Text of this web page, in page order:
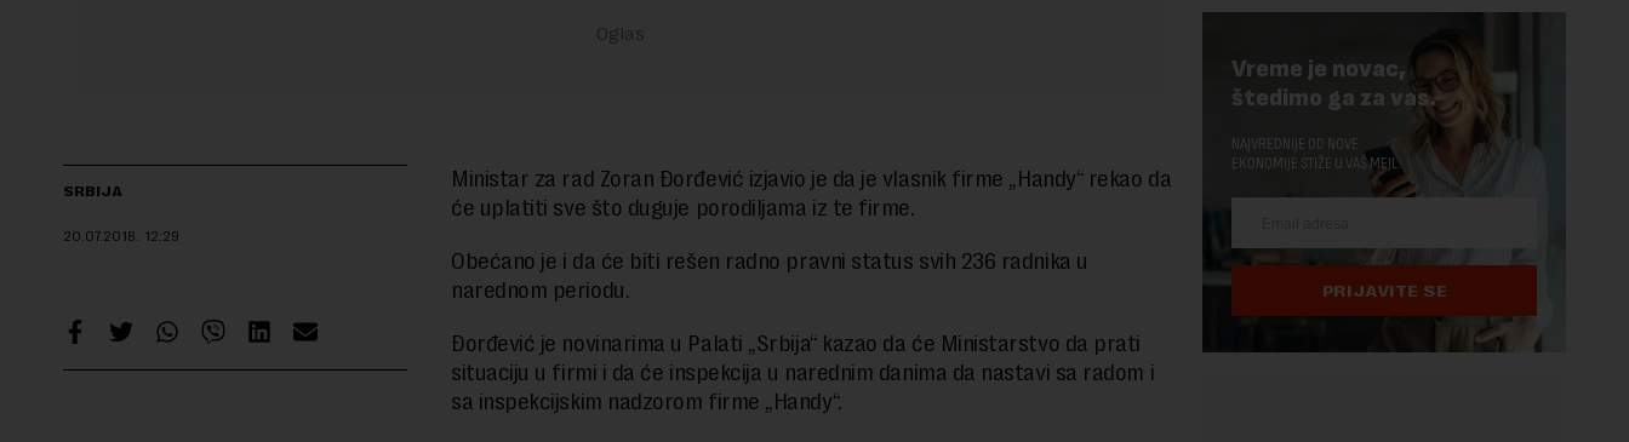
SRBIJA
20.07.2018. 12:29
Ministar za rad Zoran Đorđević izjavio je da je vlasnik firme „Handy“ rekao da
će uplatiti sve što duguje porodiljama iz te firme.
Obećano je i da će biti rešen radno pravni status svih 236 radnika u
narednom periodu.
Đorđević je novinarima u Palati „Srbija“ kazao da će Ministarstvo da prati
situaciju u firmi i da će inspekcija u narednim danima da nastavi sa radom i
sa inspekcijskim nadzorom firme „Handy“.
Vreme je novac,
štedimo ga za vas.
NAJVREDNIJE OD NOVE
EKONOMIJE STIŽE U VAŠ MEJL.
PRIJAVITE SE